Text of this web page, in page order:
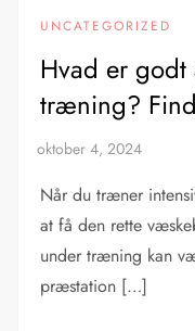
UNCATEGORIZED
Hvad er
træning?
Når du træner
at få den rette
under træning kan
præstation […]